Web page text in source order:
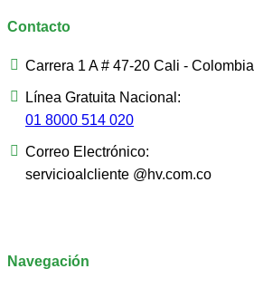
Contacto
Carrera 1 A # 47-20 Cali - Colombia
Línea Gratuita Nacional:
01 8000 514 020
Correo Electrónico:
servicioalcliente @hv.com.co
Navegación